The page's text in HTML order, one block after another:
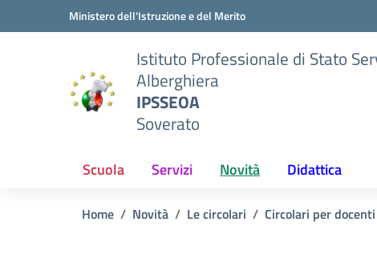
Vai ai contenuti
Vai al menu di navigazioneMinistero dell'Istruzione e del Merito
Istituto Professionale di Stato
Alberghiera
IPSSEOA
Soverato
Scuola Servizi Novità Didattica
Home Novità Le circolari Circolari per